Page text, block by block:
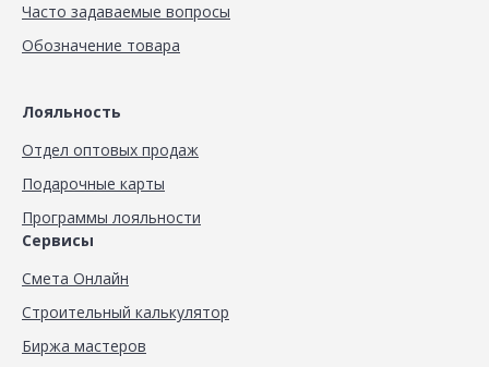
Часто задаваемые вопросы
Обозначение товара
Лояльность
Отдел оптовых продаж
Подарочные карты
Программы лояльности
Сервисы
Смета Онлайн
Строительный калькулятор
Биржа мастеров